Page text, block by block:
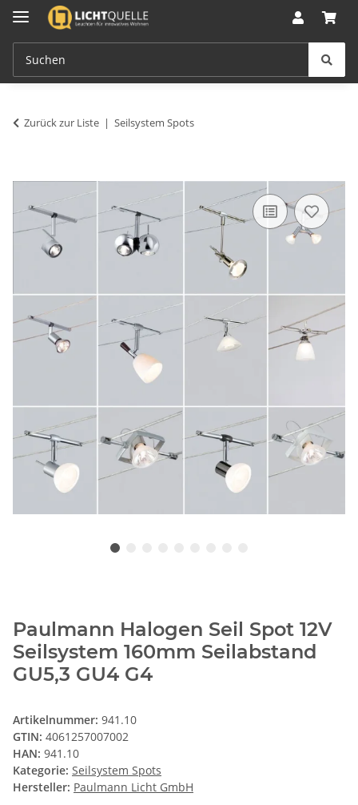
Zurück zur Liste Seilsystem Spots
Paulmann Halogen Seil Spot 12V
Seilsystem 160mm Seilabstand
GU5,3 GU4 G4
Artikelnummer: 941.10
GTIN: 4061257007002
HAN: 941.10
Kategorie: Seilsystem Spots
Hersteller: Paulmann Licht GmbH